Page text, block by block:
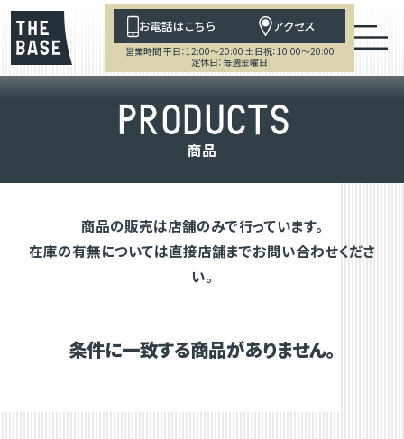
お電話はこちら アクセス
営業時間 平日：12:00～20:00 土日祝：10:00～20:00
定休日：毎週金曜日
PRODUCTS
商品
商品の販売は店舗のみで行っています。
在庫の有無については直接店舗までお問い合わせくださ
い。
条件に一致する商品がありません。